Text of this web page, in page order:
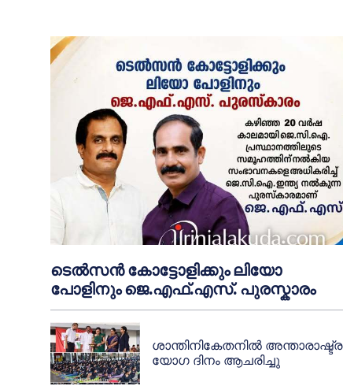
ടെൽസൻ കോട്ടോളിക്കും ലിയോ
പോളിനും ജെ.എഫ്.എസ്. പുരസ്കാരം
ശാന്തിനികേതനിൽ അന്താരാഷ്ട്ര
യോഗ ദിനം ആചരിച്ചു